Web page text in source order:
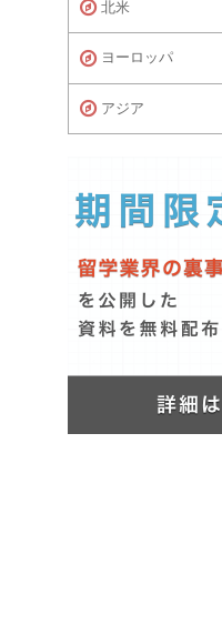
北米
ヨーロッパ
アジア